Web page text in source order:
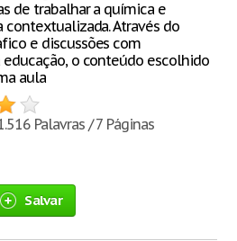
de trabalhar a química e
Através do
e discussões com
educação, o conteúdo escolhido
aula
Palavras / 7 Páginas
Salvar